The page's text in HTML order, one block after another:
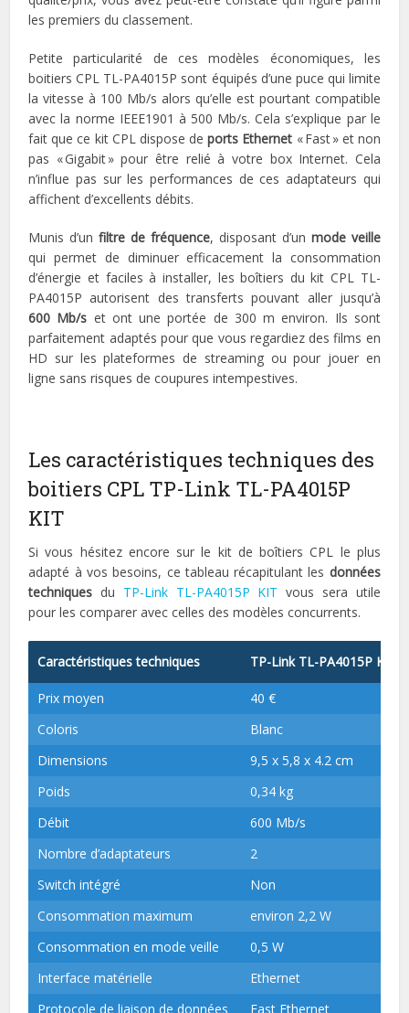
les premiers du classement.
Petite particularité de ces modèles économiques, les
boitiers CPL TL-PA4015P sont équipés d’une puce qui limite
la vitesse à 100 Mb/s alors qu’elle est pourtant compatible
avec la norme IEEE1901 à 500 Mb/s. Cela s’explique par le
fait que ce kit CPL dispose deports Ethernet « Fast » et non
pas « Gigabit » pour être relié à votre box Internet. Cela
n’influe pas sur les performances de ces adaptateurs qui
affichent d’excellents débits.
Munis d’unfiltre de fréquence, disposant d’un mode veille
qui permet de diminuer efficacement la consommation
d’énergie et faciles à installer, les boîtiers du kit CPL TL-
PA4015P autorisent des transferts pouvant aller jusqu’à
600 Mb/s et ont une portée de 300 m environ. Ils sont
parfaitement adaptés pour que vous regardiez des films en
HD sur les plateformes de streaming ou pour jouer en
ligne sans risques de coupures intempestives.
Les caractéristiques techniques des
boitiers CPL TP-Link TL-PA4015P
KIT
Si vous hésitez encore sur le kit de boîtiers CPL le plus
adapté à vos besoins, ce tableau récapitulant les données
techniques du TP-Link TL-PA4015P KIT vous sera utile
pour les comparer avec celles des modèles concurrents.
Caractéristiques techniques TP-Link TL-PA4015P KIT
Prix moyen
40 €
Coloris
Blanc
Dimensions
9,5 x 5,8 x 4.2 cm
Poids
0,34 kg
Débit
600 Mb/s
Nombre d’adaptateurs
2
Switch intégré
Non
Consommation maximum
environ 2,2 W
Consommation en mode veille
0,5 W
Interface matérielle
Ethernet
Protocole de liaison de données
Fast Ethernet